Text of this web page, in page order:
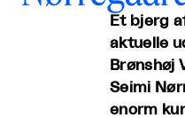
Et bjerg
aktuelle
Brønshøj
Seimi
enorm